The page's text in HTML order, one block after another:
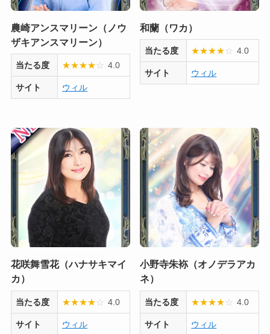
農崎アンスマリーン（ノウ
ザキアンスマリーン）
当たる度 ★★★★☆ 4.0
サイト ウィル
和蘭（ワカ）
当たる度 ★★★★☆ 4.0
サイト ウィル
花咲舞雪花（ハナサキマイ
カ）
当たる度 ★★★★☆ 4.0
サイト ウィル
小野寺朱袮（オノデラアカ
ネ）
当たる度 ★★★★☆ 4.0
サイト ウィル